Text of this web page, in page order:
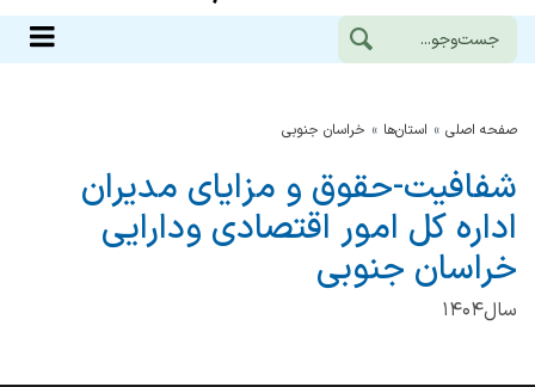
صفحه اصلی استان‌ها خراسان جنوبي
شفافیت-حقوق و مزایای مدیران
اداره کل امور اقتصادی ودارایی
خراسان جنوبی
سال۱۴۰۴